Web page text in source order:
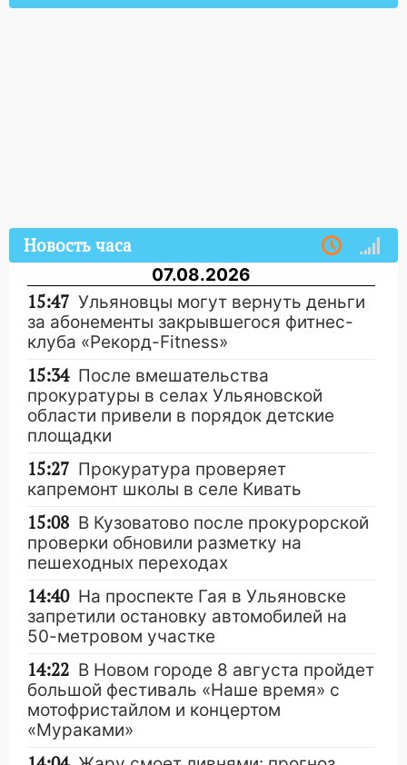
Новость часа
07.08.2026
15:47 Ульяновцы могут вернуть деньги
за абонементы закрывшегося фитнес-
клуба «Рекорд-Fitness»
15:34 После вмешательства
прокуратуры в селах Ульяновской
области привели в порядок детские
площадки
15:27 Прокуратура проверяет
капремонт школы в селе Кивать
15:08 В Кузоватово после прокурорской
проверки обновили разметку на
пешеходных переходах
14:40 На проспекте Гая в Ульяновске
запретили остановку автомобилей на
50-метровом участке
14:22 В Новом городе 8 августа пройдет
большой фестиваль «Наше время» с
мотофристайлом и концертом
«Мураками»